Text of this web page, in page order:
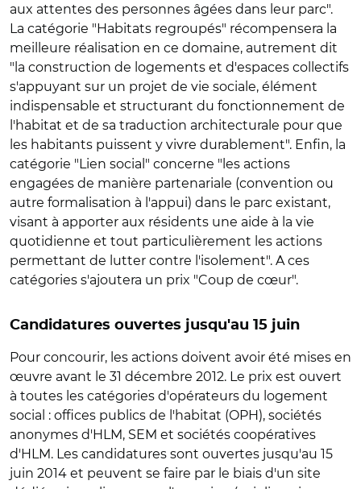
aux attentes des personnes âgées dans leur parc".
La catégorie "Habitats regroupés" récompensera la
meilleure réalisation en ce domaine, autrement dit
"la construction de logements et d'espaces collectifs
s'appuyant sur un projet de vie sociale, élément
indispensable et structurant du fonctionnement de
l'habitat et de sa traduction architecturale pour que
les habitants puissent y vivre durablement". Enfin, la
catégorie "Lien social" concerne "les actions
engagées de manière partenariale (convention ou
autre formalisation à l'appui) dans le parc existant,
visant à apporter aux résidents une aide à la vie
quotidienne et tout particulièrement les actions
permettant de lutter contre l'isolement". A ces
catégories s'ajoutera un prix "Coup de cœur".
Candidatures ouvertes jusqu'au 15 juin
Pour concourir, les actions doivent avoir été mises en
œuvre avant le 31 décembre 2012. Le prix est ouvert
à toutes les catégories d'opérateurs du logement
social : offices publics de l'habitat (OPH), sociétés
anonymes d'HLM, SEM et sociétés coopératives
d'HLM. Les candidatures sont ouvertes jusqu'au 15
juin 2014 et peuvent se faire par le biais d'un site